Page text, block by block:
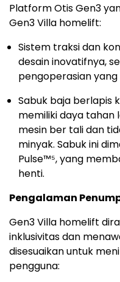
Platform Otis Gen3
Gen3 Villa homelift:
Sistem traksi dan
desain inovatifnya,
pengoperasian yang
Sabuk baja berlapis
memiliki daya tahan
mesin ber tali dan
minyak. Sabuk ini
Pulse™⁵, yang
henti.
Pengalaman
Gen3 Villa homelift
inklusivitas dan
disesuaikan untuk
pengguna: